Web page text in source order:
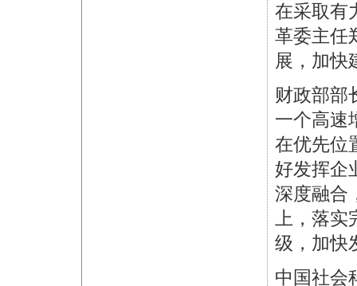
在采取有
革委主任
展，加快
财政部部
一个高速
在优先位
好发挥企
深度融合
上，落
级，加快
中国社会